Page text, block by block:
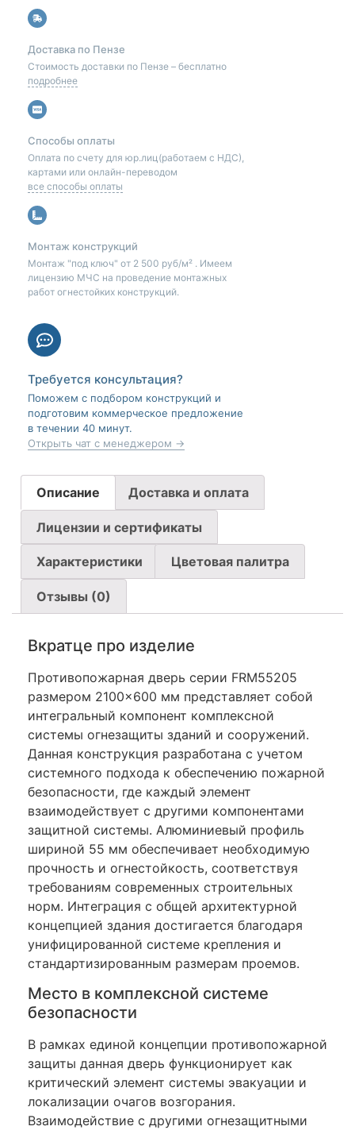
Доставка по Пензе
Стоимость доставки по Пензе – бесплатно
подробнее
Способы оплаты
Оплата по счету для юр.лиц(работаем с НДС),
картами или онлайн-переводом
все способы оплаты
Монтаж конструкций
Монтаж "под ключ" от 2 500 руб/м² . Имеем
лицензию МЧС на проведение монтажных
работ огнестойких конструкций.
Требуется консультация?
Поможем с подбором конструкций и
подготовим коммерческое предложение
в течении 40 минут.
Открыть чат с менеджером →
Описание Доставка и оплата
Лицензии и сертификаты
Характеристики Цветовая палитра
Отзывы (0)
Вкратце про изделие
Противопожарная дверь серии FRM55205
размером 2100×600 мм представляет собой
интегральный компонент комплексной
системы огнезащиты зданий и сооружений.
Данная конструкция разработана с учетом
системного подхода к обеспечению пожарной
безопасности, где каждый элемент
взаимодействует с другими компонентами
защитной системы. Алюминиевый профиль
шириной 55 мм обеспечивает необходимую
прочность и огнестойкость, соответствуя
требованиям современных строительных
норм. Интеграция с общей архитектурной
концепцией здания достигается благодаря
унифицированной системе крепления и
стандартизированным размерам проемов.
Место в комплексной системе
безопасности
В рамках единой концепции противопожарной
защиты данная дверь функционирует как
критический элемент системы эвакуации и
локализации очагов возгорания.
Взаимодействие с другими огнезащитными